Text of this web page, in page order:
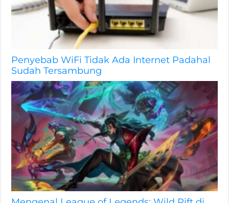
Penyebab WiFi Tidak Ada Internet Padahal
Sudah Tersambung